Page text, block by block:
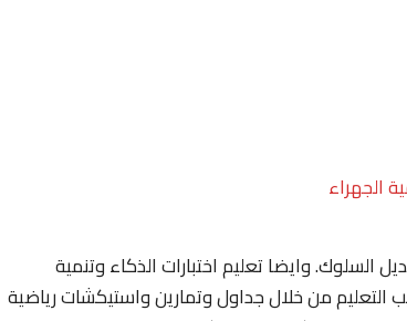
الجهراء
وايضا تعليم اختبارات الذكاء وتنمية
من خلال جداول وتمارين واستيكشات رياضية